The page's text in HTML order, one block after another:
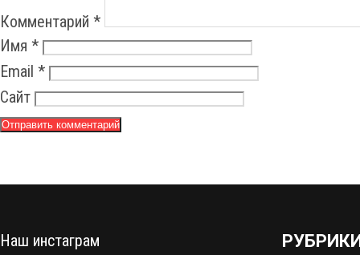
i
g
a
t
i
Комментарий *
Имя *
Email *
Сайт
Наш инстаграм